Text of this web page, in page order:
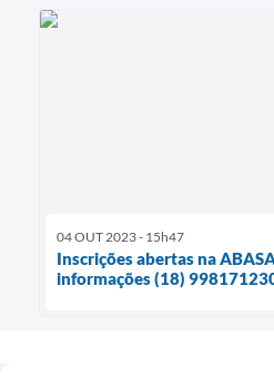
04 OUT 2023 - 15h47
Inscrições abertas na
informações (18)